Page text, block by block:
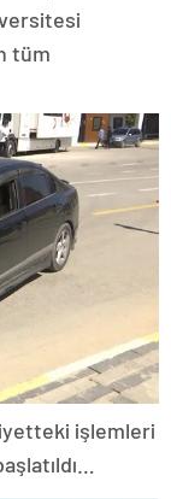
tüm
işlemleri